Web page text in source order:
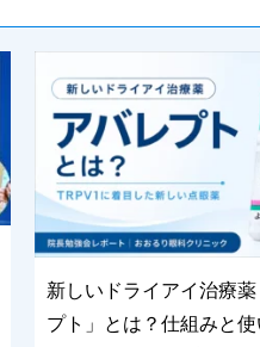
新しいドライアイ治療薬
プト」とは？仕組みと